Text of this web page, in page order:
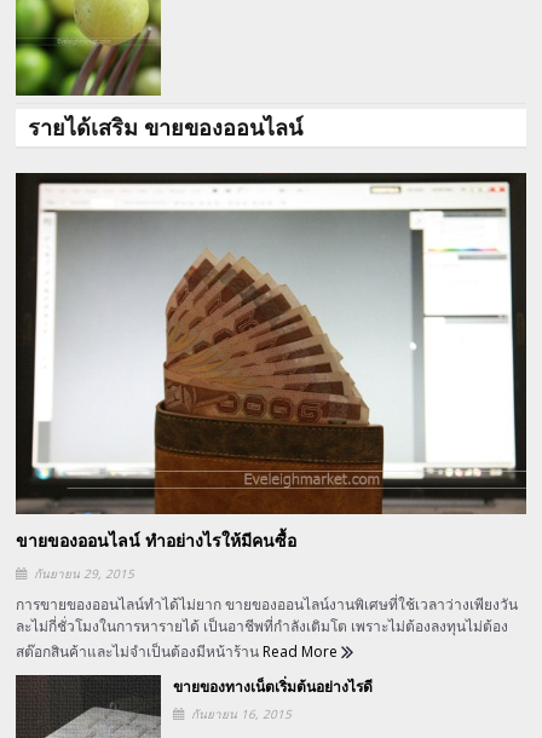
รายได้เสริม ขายของออนไลน์
ขายของออนไลน์ ทำอย่างไรให้มีคนซื้อ
กันยายน 29, 2015
การขายของออนไลน์ทำได้ไม่ยาก ขายของออนไลน์งานพิเศษที่ใช้เวลาว่างเพียงวัน
ละไม่กี่ชั่วโมงในการหารายได้ เป็นอาชีพที่กำลังเติมโต เพราะไม่ต้องลงทุนไม่ต้อง
สต๊อกสินค้าและไม่จำเป็นต้องมีหน้าร้าน Read More
ขายของทางเน็ตเริ่มต้นอย่างไรดี
กันยายน 16, 2015